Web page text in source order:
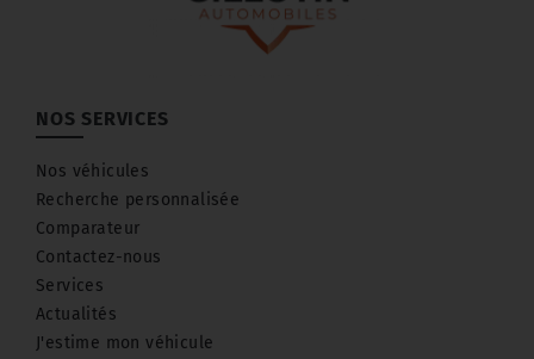
NOS SERVICES
Nos véhicules
Recherche personnalisée
Comparateur
Contactez-nous
Services
Actualités
J'estime mon véhicule